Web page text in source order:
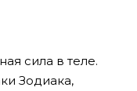
сила в теле.
Зодиака,